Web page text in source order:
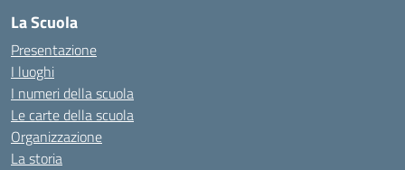
La Scuola
Presentazione
I luoghi
I numeri della scuola
Le carte della scuola
Organizzazione
La storia